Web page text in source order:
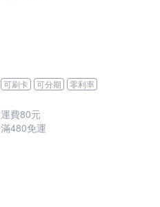
可刷卡 可分期 零利率
運費80元
滿480免運